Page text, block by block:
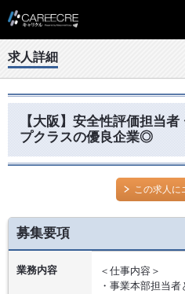
求人詳細
【大阪】安全性評価担当
プクラスの優良企業◎
この求人に
募集要項
業務内容
＜仕事内容＞
・事業本部担当